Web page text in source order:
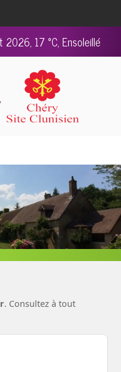
2026, 17 °C, Ensoleillé
. Consultez à tout